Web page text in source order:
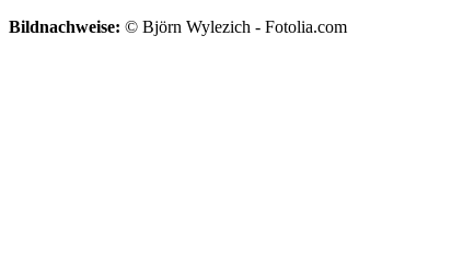
Bildnachweise: © Björn Wylezich - Fotolia.com